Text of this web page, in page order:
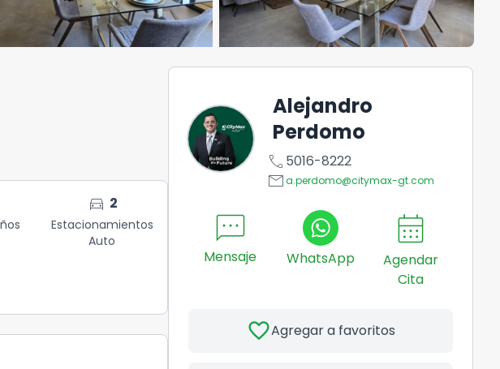
directions_car 2
Estacionamientos
Auto
Alejandro
Perdomo
call 5016-8222
emaila.perdomo@citymax-gt.com
sms
Mensaje WhatsApp
calendar_month
Agendar
Cita
favoriteAgregar a favoritos